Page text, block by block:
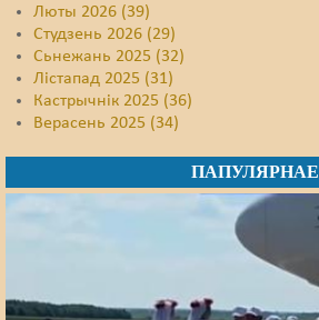
Люты 2026 (39)
Студзень 2026 (29)
Сьнежань 2025 (32)
Лістапад 2025 (31)
Кастрычнік 2025 (36)
Верасень 2025 (34)
ПАПУЛЯРНАЕ